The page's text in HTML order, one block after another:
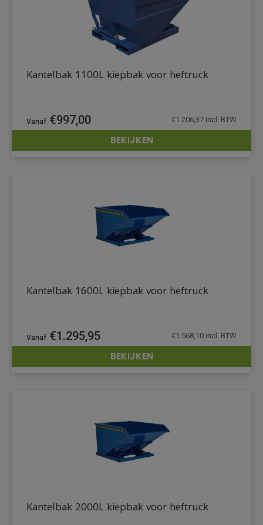
DETAILS
Kantelbak 1100L kiepbak voor heftruck
€997,00 €1.206,37 incl. BTW
BEKIJKEN
DETAILS
Kantelbak 1600L kiepbak voor heftruck
€1.295,95 €1.568,10 incl. BTW
BEKIJKEN
Kantelbak 2000L kiepbak voor heftruck